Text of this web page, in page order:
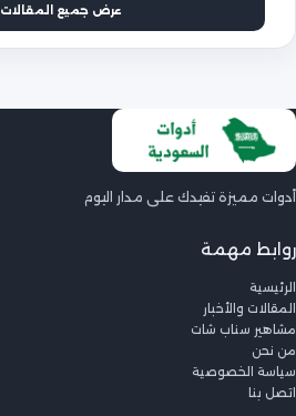
عرض جميع المقالات
أدوات مميزة تفيدك على مدار اليوم
روابط مهمة
الرئيسية
المقالات والأخبار
مشاهير سناب شات
من نحن
سياسة الخصوصية
اتصل بنا